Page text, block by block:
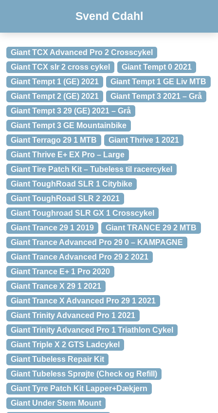
Svend Cdahl
Giant TCX Advanced Pro 2 Crosscykel
Giant TCX slr 2 cross cykel
Giant Tempt 0 2021
Giant Tempt 1 (GE) 2021
Giant Tempt 1 GE Liv MTB
Giant Tempt 2 (GE) 2021
Giant Tempt 3 2021 – Grå
Giant Tempt 3 29 (GE) 2021 – Grå
Giant Tempt 3 GE Mountainbike
Giant Terrago 29 1 MTB
Giant Thrive 1 2021
Giant Thrive E+ EX Pro – Large
Giant Tire Patch Kit – Tubeless til racercykel
Giant ToughRoad SLR 1 Citybike
Giant ToughRoad SLR 2 2021
Giant Toughroad SLR GX 1 Crosscykel
Giant Trance 29 1 2019
Giant TRANCE 29 2 MTB
Giant Trance Advanced Pro 29 0 – KAMPAGNE
Giant Trance Advanced Pro 29 2 2021
Giant Trance E+ 1 Pro 2020
Giant Trance X 29 1 2021
Giant Trance X Advanced Pro 29 1 2021
Giant Trinity Advanced Pro 1 2021
Giant Trinity Advanced Pro 1 Triathlon Cykel
Giant Triple X 2 GTS Ladcykel
Giant Tubeless Repair Kit
Giant Tubeless Sprøjte (Check og Refill)
Giant Tyre Patch Kit Lapper+Dækjern
Giant Under Stem Mount